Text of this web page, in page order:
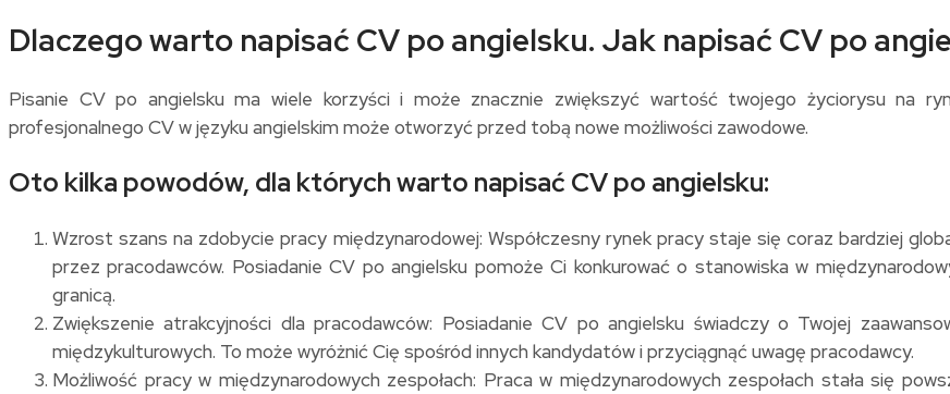
Dlaczego warto napisać CV po angielsku. Jak napisać CV po
Pisanie CV po angielsku ma wiele korzyści i może znacznie zwiększyć wartość twojego życiorysu na
profesjonalnego CV w języku angielskim może otworzyć przed tobą nowe możliwości zawodowe.
Oto kilka powodów, dla których warto napisać CV po angielsku:
Wzrost szans na zdobycie pracy międzynarodowej: Współczesny rynek pracy staje się coraz bardziej
przez pracodawców. Posiadanie CV po angielsku pomoże Ci konkurować o stanowiska w
granicą.
Zwiększenie atrakcyjności dla pracodawców: Posiadanie CV po angielsku świadczy o Twojej
międzykulturowych. To może wyróżnić Cię spośród innych kandydatów i przyciągnąć uwagę pracodawcy.
Możliwość pracy w międzynarodowych zespołach: Praca w międzynarodowych zespołach stała się